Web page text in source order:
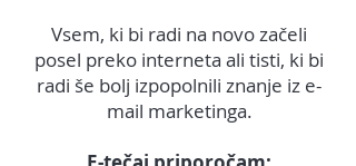
Vsem, ki bi radi na novo začeli
posel preko interneta ali tisti, ki bi
radi še bolj izpopolnili znanje iz e-
mail marketinga.